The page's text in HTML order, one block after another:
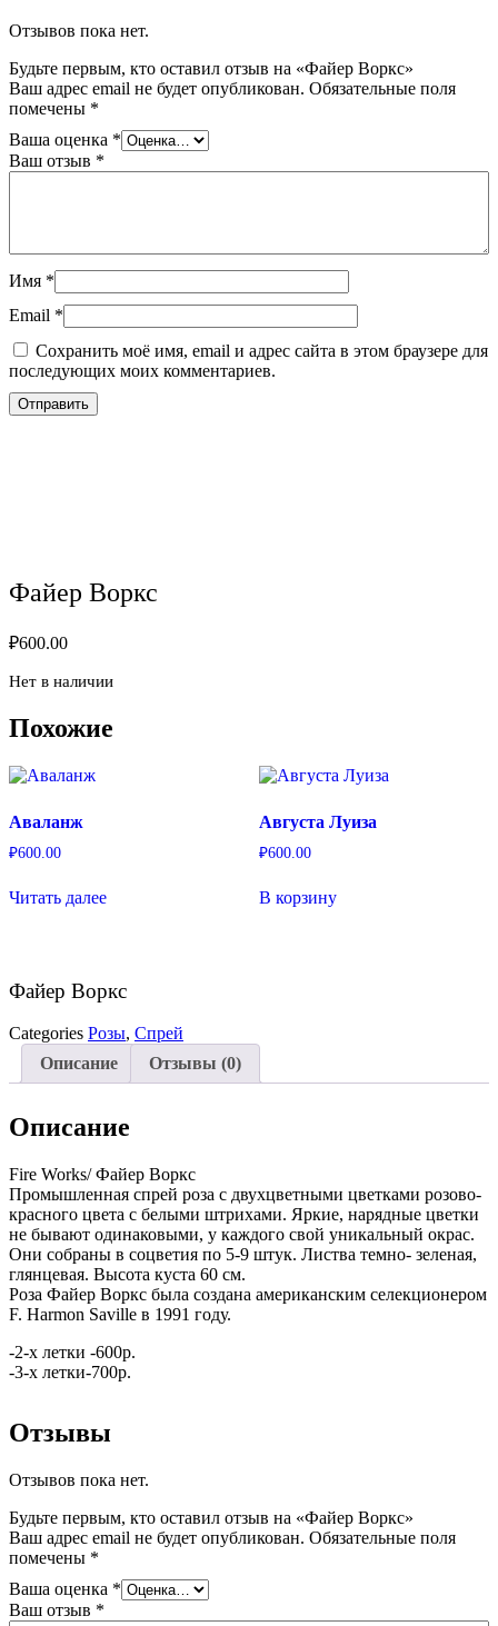
Отзывов пока нет.
Будьте первым, кто оставил отзыв на «Файер Воркс»
Ваш адрес email не будет опубликован. Обязательные поля
помечены *
Ваша оценка *
Ваш отзыв *
Имя *
Email *
Сохранить моё имя, email и адрес сайта в этом браузере для
последующих моих комментариев.
Файер Воркс
₽600.00
Нет в наличии
Похожие
Аваланж
₽600.00
Читать далее
Августа Луиза
₽600.00
В корзину
Файер Воркс
Categories Розы, Спрей
Описание
Отзывы (0)
Описание
Fire Works/ Файер Воркс
Промышленная спрей роза с двухцветными цветками розово-
красного цвета с белыми штрихами. Яркие, нарядные цветки
не бывают одинаковыми, у каждого свой уникальный окрас.
Они собраны в соцветия по 5-9 штук. Листва темно- зеленая,
глянцевая. Высота куста 60 см.
Роза Файер Воркс была создана американским селекционером
F. Harmon Saville в 1991 году.
-2-х летки -600р.
-3-х летки-700р.
Отзывы
Отзывов пока нет.
Будьте первым, кто оставил отзыв на «Файер Воркс»
Ваш адрес email не будет опубликован. Обязательные поля
помечены *
Ваша оценка *
Ваш отзыв *